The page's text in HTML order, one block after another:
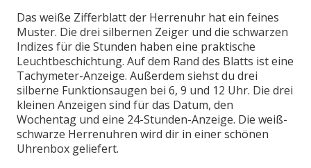
Das weiße Zifferblatt der Herrenuhr hat ein feines
Muster. Die drei silbernen Zeiger und die schwarzen
Indizes für die Stunden haben eine praktische
Leuchtbeschichtung. Auf dem Rand des Blatts ist eine
Tachymeter-Anzeige. Außerdem siehst du drei
silberne Funktionsaugen bei 6, 9 und 12 Uhr. Die drei
kleinen Anzeigen sind für das Datum, den
Wochentag und eine 24-Stunden-Anzeige. Die weiß-
schwarze Herrenuhren wird dir in einer schönen
Uhrenbox geliefert.